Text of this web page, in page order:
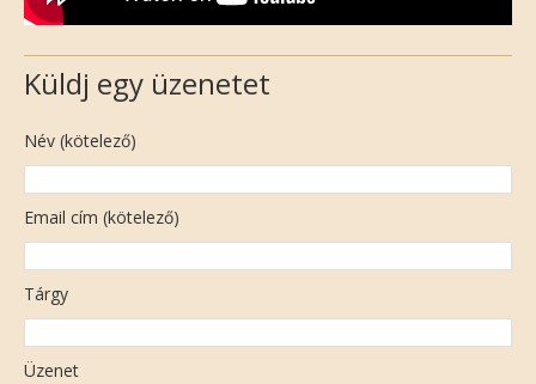
Küldj egy üzenetet
Név (kötelező)
Email cím (kötelező)
Tárgy
Üzenet